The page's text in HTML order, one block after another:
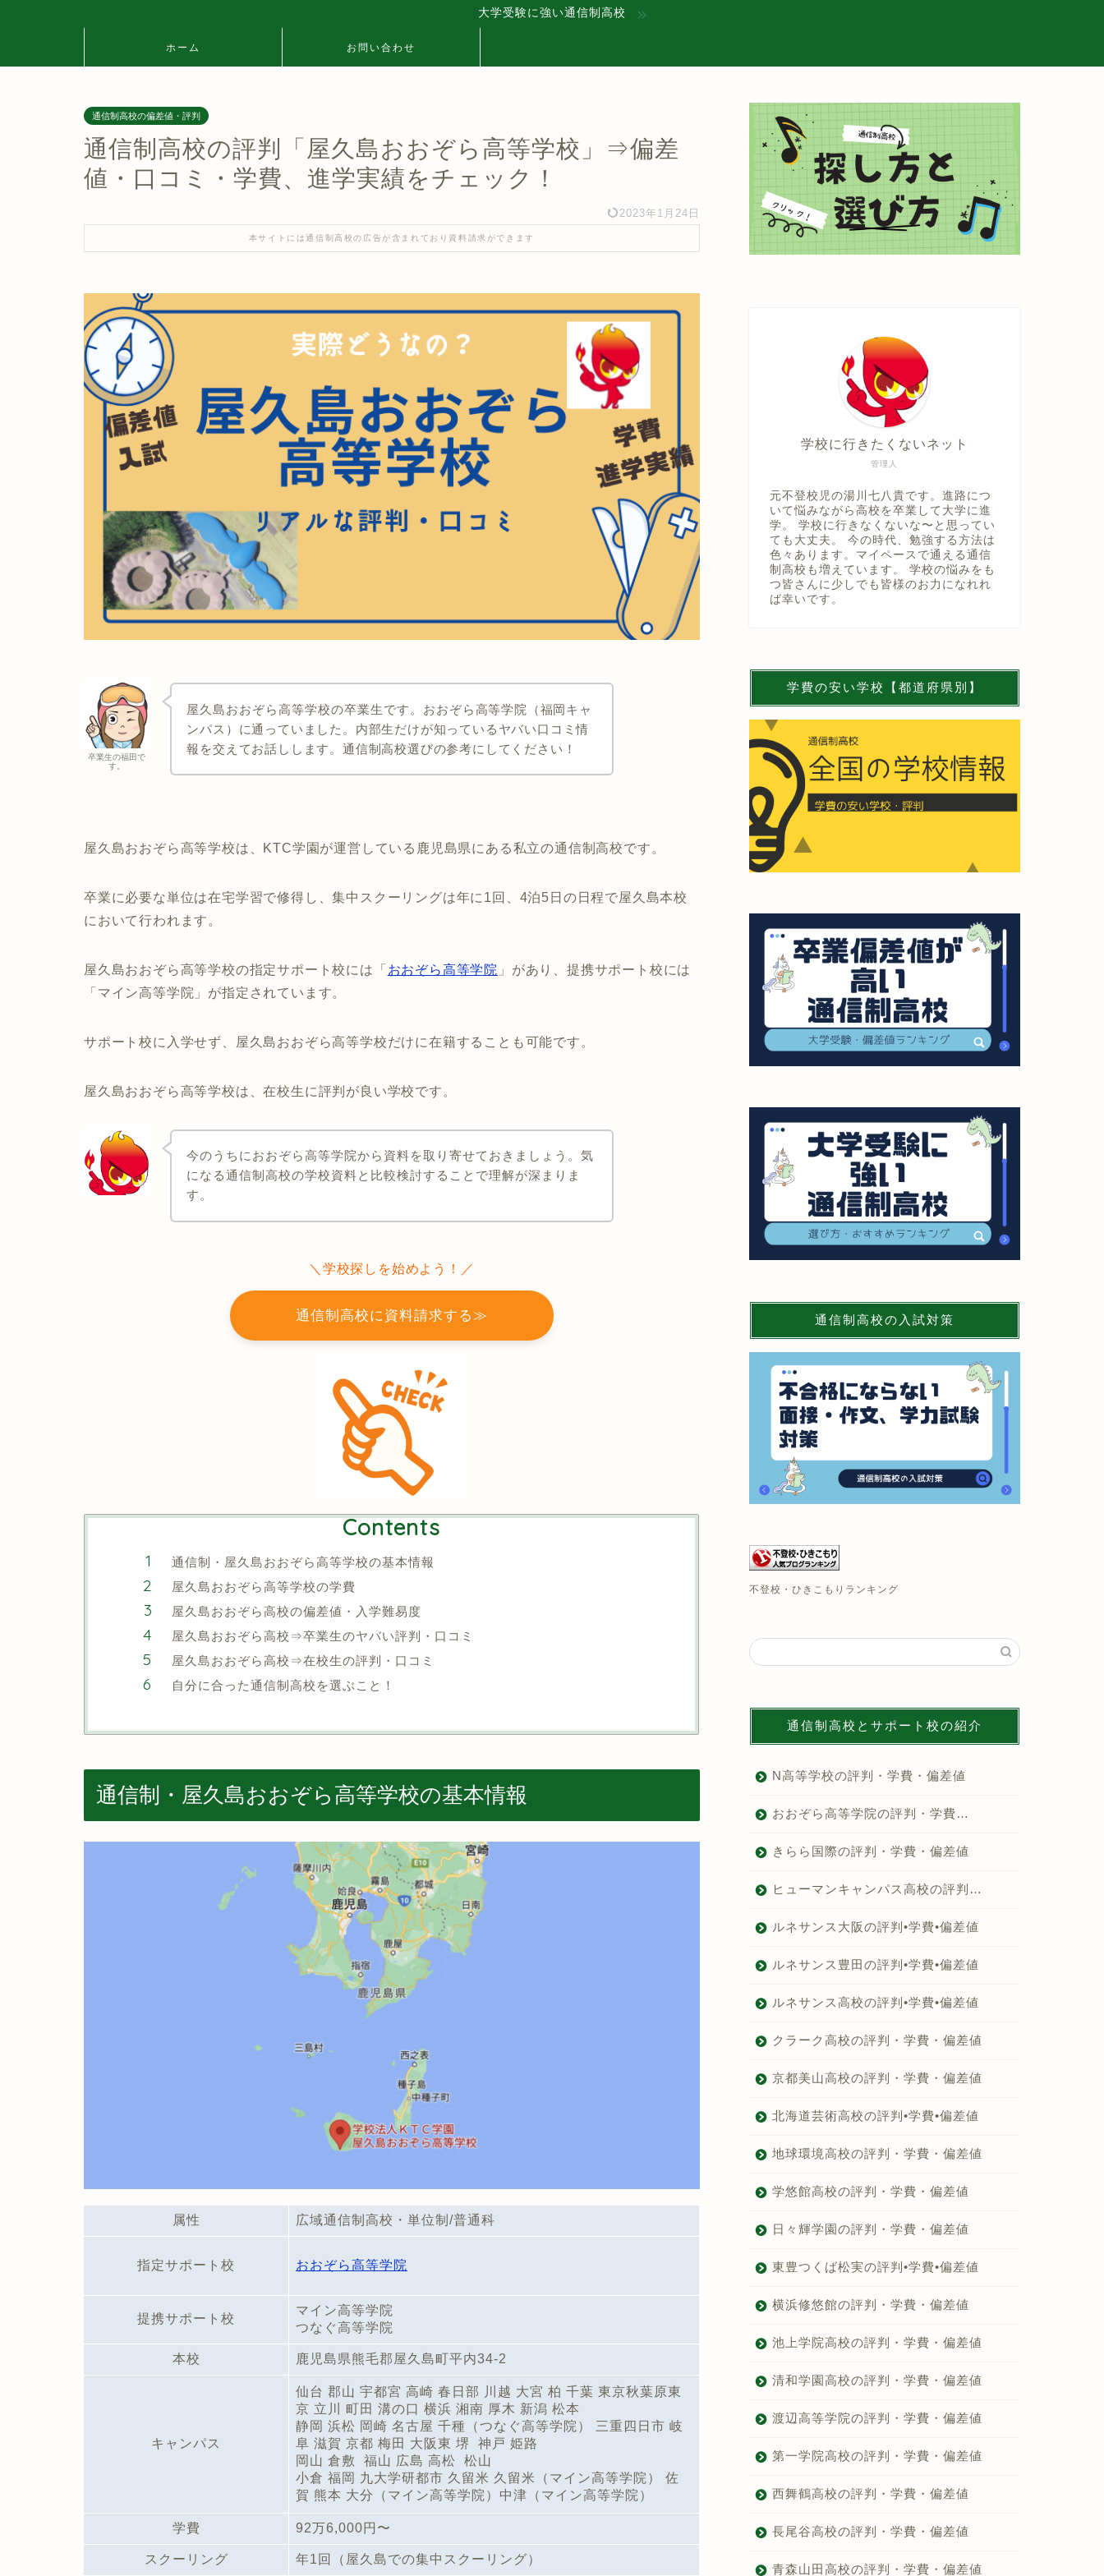
大学受験に強い通信制高校
ホーム お問い合わせ
通信制高校の偏差値・評判
通信制高校の評判「屋久島おおぞら高等学校」⇒偏差
値・口コミ・学費、進学実績をチェック！
2023年1月24日
本サイトには通信制高校の広告が含まれており資料請求ができます
卒業生の福田で
す。
屋久島おおぞら高等学校の卒業生です。 おおぞら高等学院（福岡キャ
ンパス）に通っていました。内部生だけが知っているヤバい口コミ情
報を交えてお話しします。通信制高校選びの参考にしてください！
屋久島おおぞら高等学校は、KTC学園が運営している鹿児島県にある私立の通信制高校です。
卒業に必要な単位は在宅学習で修得し、集中スクーリングは年に1回、4泊5日の日程で屋久島本校
において行われます。
屋久島おおぞら高等学校の指定サポート校には「 おおぞら高等学院 」があり、提携サポート校には
「マイン高等学院」が指定されています。
サポート校に入学せず、屋久島おおぞら高等学校だけに在籍することも可能です。
屋久島おおぞら高等学校は、在校生に評判が良い学校です。
今のうちにおおぞら高等学院から資料を取り寄せておきましょう。気
になる通信制高校の学校資料と比較検討することで理解が深まりま
す。
＼学校探しを始めよう！／
通信制高校に資料請求する≫
Contents
通信制・屋久島おおぞら高等学校の基本情報
屋久島おおぞら高等学校の学費
屋久島おおぞら高校の偏差値・入学難易度
屋久島おおぞら高校⇒卒業生のヤバい評判・口コミ
屋久島おおぞら高校⇒在校生の評判・口コミ
自分に合った通信制高校を選ぶこと！
通信制・屋久島おおぞら高等学校の基本情報
属性 広域通信制高校・単位制/普通科
指定サポート校 おおぞら高等学院
提携サポート校
マイン高等学院
つなぐ高等学院
本校 鹿児島県熊毛郡屋久島町平内34-2
キャンパス
仙台 郡山 宇都宮 高崎 春日部 川越 大宮 柏 千葉 東京秋葉原東
京 立川 町田 溝の口 横浜 湘南 厚木 新潟 松本
静岡 浜松 岡崎 名古屋 千種（つなぐ高等学院） 三重四日市 岐
阜 滋賀 京都 梅田 大阪東 堺 神戸 姫路
岡山 倉敷 福山 広島 高松 松山
小倉 福岡 九大学研都市 久留米 久留米（マイン高等学院） 佐
賀 熊本 大分（マイン高等学院）中津（マイン高等学院）
学費 92万6,000円〜
スクーリング 年1回（屋久島での集中スクーリング）
管理人
学校に行きたくないネット
元不登校児の湯川七八貴です。進路につ
いて悩みながら高校を卒業して大学に進
学。 学校に行きなくないな〜と思ってい
ても大丈夫。 今の時代、勉強する方法は
色々あります。マイペースで通える通信
制高校も増えています。 学校の悩みをも
つ皆さんに少しでも皆様のお力になれれ
ば幸いです。
学費の安い学校【都道府県別】
通信制高校の入試対策
不登校・ひきこもりランキング
通信制高校とサポート校の紹介
N高等学校の評判・学費・偏差値
おおぞら高等学院の評判・学費…
きらら国際の評判・学費・偏差値
ヒューマンキャンパス高校の評判…
ルネサンス大阪の評判•学費•偏差値
ルネサンス豊田の評判•学費•偏差値
ルネサンス高校の評判•学費•偏差値
クラーク高校の評判・学費・偏差値
京都美山高校の評判・学費・偏差値
北海道芸術高校の評判•学費•偏差値
地球環境高校の評判・学費・偏差値
学悠館高校の評判・学費・偏差値
日々輝学園の評判・学費・偏差値
東豊つくば松実の評判•学費•偏差値
横浜修悠館の評判・学費・偏差値
池上学院高校の評判・学費・偏差値
清和学園高校の評判・学費・偏差値
渡辺高等学院の評判・学費・偏差値
第一学院高校の評判・学費・偏差値
西舞鶴高校の評判・学費・偏差値
長尾谷高校の評判・学費・偏差値
青森山田高校の評判・学費・偏差値